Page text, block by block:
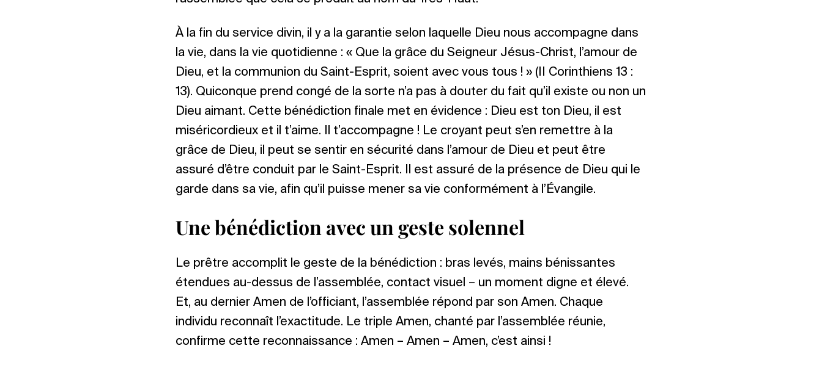
À la fin du service divin, il y a la garantie selon laquelle Dieu nous accompagne dans
la vie, dans la vie quotidienne : « Que la grâce du Seigneur Jésus-Christ, l’amour de
Dieu, et la communion du Saint-Esprit, soient avec vous tous ! » (II Corinthiens 13 :
13). Quiconque prend congé de la sorte n’a pas à douter du fait qu’il existe ou non un
Dieu aimant. Cette bénédiction finale met en évidence : Dieu est ton Dieu, il est
miséricordieux et il t’aime. Il t’accompagne ! Le croyant peut s’en remettre à la
grâce de Dieu, il peut se sentir en sécurité dans l’amour de Dieu et peut être
assuré d’être conduit par le Saint-Esprit. Il est assuré de la présence de Dieu qui le
garde dans sa vie, afin qu’il puisse mener sa vie conformément à l’Évangile.
Une bénédiction avec un geste solennel
Le prêtre accomplit le geste de la bénédiction : bras levés, mains bénissantes
étendues au-dessus de l’assemblée, contact visuel – un moment digne et élevé.
Et, au dernier Amen de l’officiant, l’assemblée répond par son Amen. Chaque
individu reconnaît l’exactitude. Le triple Amen, chanté par l’assemblée réunie,
confirme cette reconnaissance : Amen – Amen – Amen, c’est ainsi !